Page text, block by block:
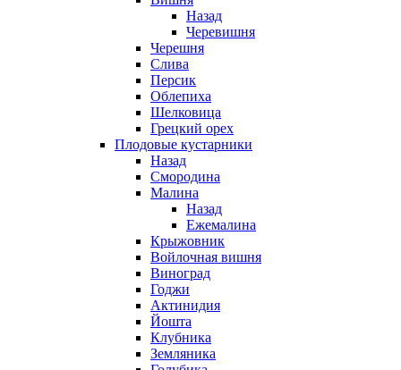
Назад
Черевишня
Черешня
Слива
Персик
Облепиха
Шелковица
Грецкий орех
Плодовые кустарники
Назад
Смородина
Малина
Назад
Ежемалина
Крыжовник
Войлочная вишня
Виноград
Годжи
Актинидия
Йошта
Клубника
Земляника